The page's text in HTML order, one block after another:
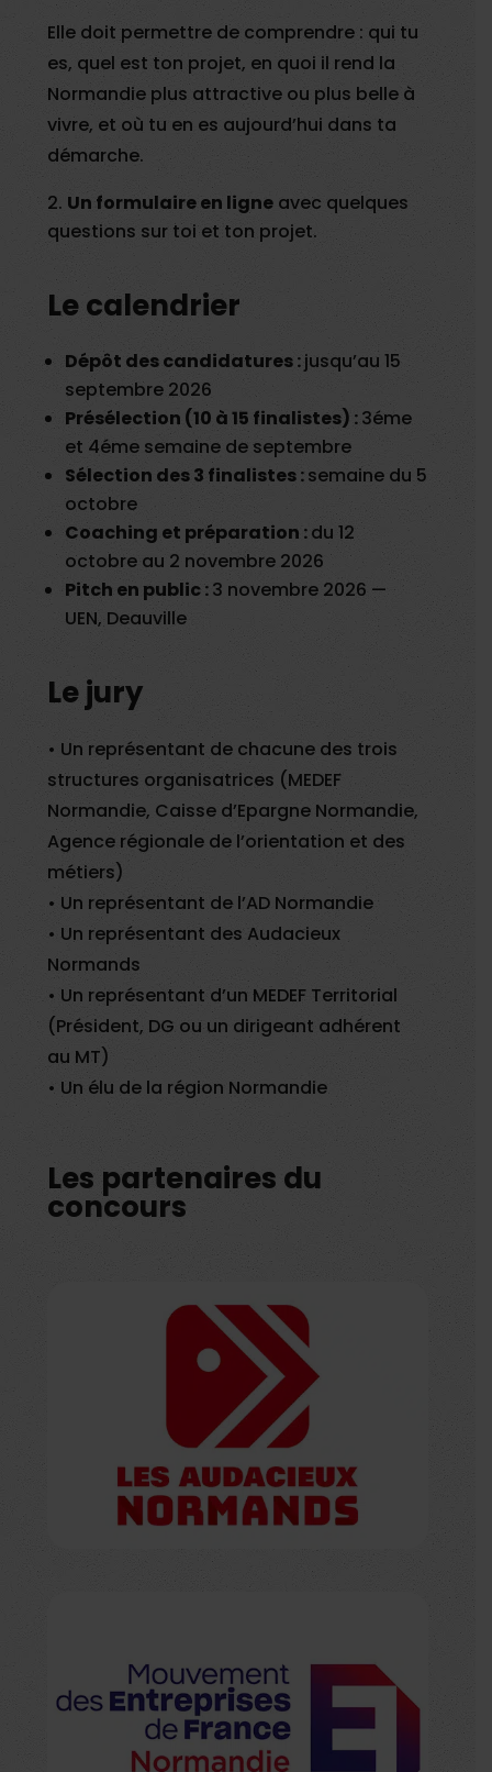
Elle doit permettre de comprendre : qui tu
es, quel est ton projet, en quoi il rend la
Normandie plus attractive ou plus belle à
vivre, et où tu en es aujourd’hui dans ta
démarche.
Un formulaire en ligne avec quelques
questions sur toi et ton projet.
Le calendrier
Dépôt des candidatures :jusqu’au 15
septembre 2026
Présélection (10 à 15 finalistes) :3éme
et 4éme semaine de septembre
Sélection des 3 finalistes :semaine du 5
octobre
Coaching et préparation :du 12
octobre au 2 novembre 2026
Pitch en public :3 novembre 2026 —
UEN, Deauville
Le jury
• Un représentant de chacune des trois
structures organisatrices (MEDEF
Normandie, Caisse d’Epargne Normandie,
Agence régionale de l’orientation et des
métiers)
• Un représentant de l’AD Normandie
• Un représentant des Audacieux
Normands
• Un représentant d’un MEDEF Territorial
(Président, DG ou un dirigeant adhérent
au MT)
• Un élu de la région Normandie
Les partenaires du
concours